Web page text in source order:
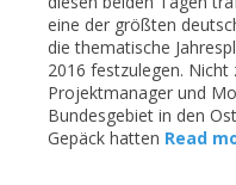
eine der größten
die thematische
2016 festzulegen.
Projektmanager und
Bundesgebiet in den
Gepäck hatten Read